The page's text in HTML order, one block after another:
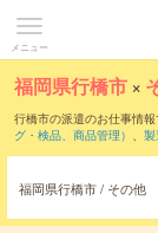
メニュー
福岡県行橋市 ×
行橋市の派遣のお仕事情報
グ・検品、商品管理） 、 製
福岡県行橋市 / その他